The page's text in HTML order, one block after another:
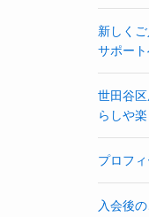
新しく
サポー
世田谷
らしや
プロフ
入会後